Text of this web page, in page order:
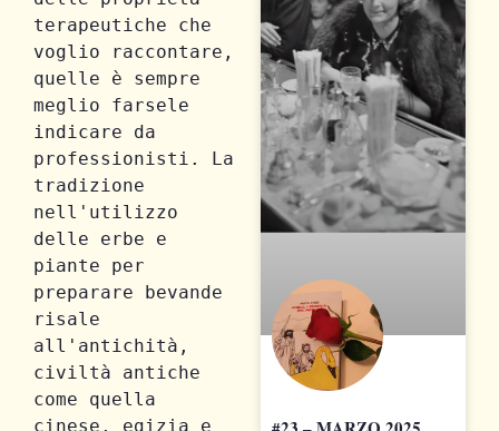
terapeutiche che
voglio raccontare,
quelle è sempre
meglio farsele
indicare da
professionisti. La
tradizione
nell'utilizzo
delle erbe e
piante per
preparare bevande
risale
all'antichità,
civiltà antiche
come quella
cinese, egizia e